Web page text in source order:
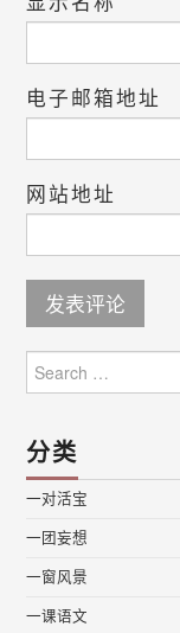
电子邮箱地址
网站地址
for:
分类
一对活宝
一团妄想
一窗风景
一课语文